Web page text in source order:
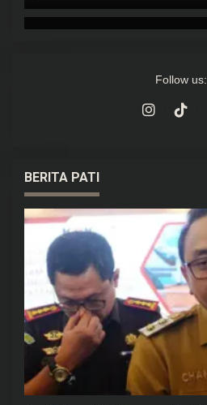
Follow us:
BERITA PATI